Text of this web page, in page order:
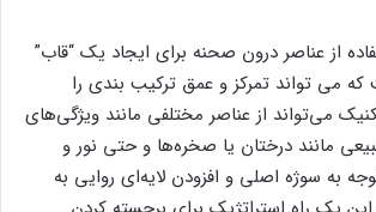
از عناصر درون صحنه برای ایجاد یک “قاب”
می تواند تمرکز و عمق ترکیب بندی را
می‌تواند از عناصر مختلفی مانند ویژگی‌های
مانند درختان یا صخره‌ها و حتی نور و
به سوژه اصلی و افزودن لایه‌ای روایی به